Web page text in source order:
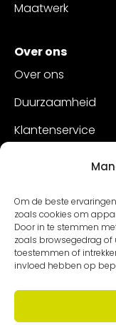
Om de beste
zoals cookies om
Door in te stemmen
zoals browsegedrag of
toestemmen of
invloed hebben op
Maatwerk
Over ons
Over ons
Duurzaamheid
Klantenservice